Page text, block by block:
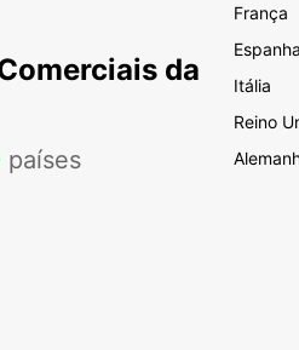
da
países
França
Espanha
Itália
Reino